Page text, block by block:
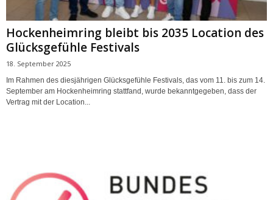
Hockenheimring bleibt bis 2035 Location des
Glücksgefühle Festivals
18. September 2025
Im Rahmen des diesjährigen Glücksgefühle Festivals, das vom 11. bis zum 14.
September am Hockenheimring stattfand, wurde bekanntgegeben, dass der
Vertrag mit der Location...